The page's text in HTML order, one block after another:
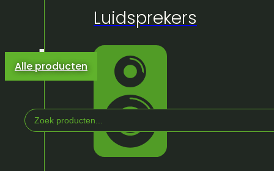
Luidsprekers
Alle producten
Search
...
/ Winkel/Geluid Luidsprekers